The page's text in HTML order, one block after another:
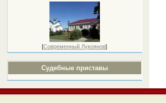
[Современный Лукоянов]
Судебные приставы